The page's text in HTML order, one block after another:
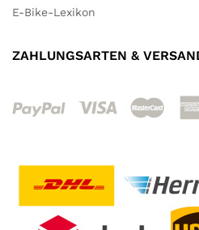
E-Bike-Lexikon
ZAHLUNGSARTEN &